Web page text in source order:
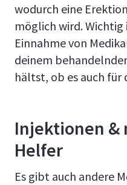
wodurch eine
möglich wird. Wichtig
Einnahme von
deinem
hältst, ob es auch für
Injektionen &
Helfer
Es gibt auch andere